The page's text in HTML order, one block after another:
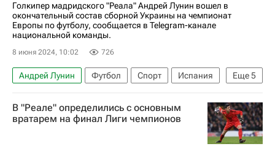
Голкипер мадридского "Реала" Андрей Лунин вошел в
окончательный состав сборной Украины на чемпионат
Европы по футболу, сообщается в Telegram-канале
национальной команды.
8 июня 2024, 10:02 726
Еще5
Андрей Лунин Футбол Спорт
Испания
Англия
Михаил Мудрик
Артём Довбик
Украина
Евро-2024
В "Реале" определились с основным
вратарем на финал Лиги чемпионов